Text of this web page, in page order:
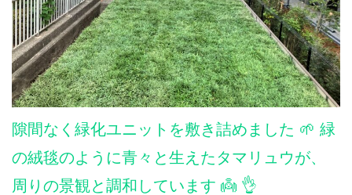
隙間なく緑化ユニットを敷き詰めました 🌱 緑
の絨毯のように青々と生えたタマリュウが、
周りの景観と調和しています 👼 👌